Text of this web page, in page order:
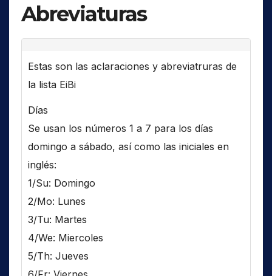
Abreviaturas
Estas son las aclaraciones y abreviatruras de
la lista EiBi
Días
Se usan los números 1 a 7 para los días
domingo a sábado, así como las iniciales en
inglés:
1/Su: Domingo
2/Mo: Lunes
3/Tu: Martes
4/We: Miercoles
5/Th: Jueves